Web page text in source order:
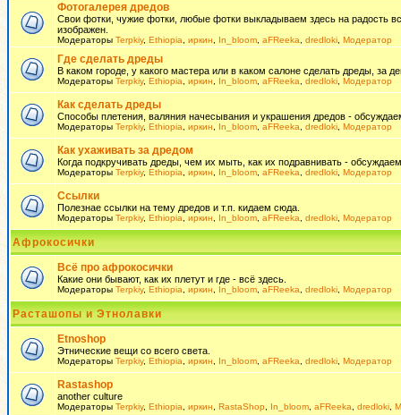
Фотогалерея дредов
Свои фотки, чужие фотки, любые фотки выкладываем здесь на радость
изображен.
Модераторы Terpkiy, Ethiopia иркин In_bloom aFReeka dredloki Модератор
Где сделать дреды
В каком городе, у какого мастера или в каком салоне сделать дреды, за
Модераторы Terpkiy, Ethiopia иркин In_bloom aFReeka dredloki Модератор
Как сделать дреды
Способы плетения, валяния начесывания и украшения дредов -
Модераторы Terpkiy, Ethiopia иркин In_bloom aFReeka dredloki Модератор
Как ухаживать за дредом
Когда подкручивать дреды, чем их мыть, как их подравнивать - обсуждаем
Модераторы Terpkiy, Ethiopia иркин In_bloom aFReeka dredloki Модератор
Ссылки
Полезнае ссылки на тему дредов и т.п. кидаем сюда.
Модераторы Terpkiy, Ethiopia иркин In_bloom aFReeka dredloki Модератор
Афрокосички
Всё про афрокосички
Какие они бывают, как их плетут и где - всё здесь.
Модераторы Terpkiy, Ethiopia иркин In_bloom aFReeka dredloki Модератор
Расташопы и Этнолавки
Etnoshop
Этнические вещи со всего света.
Модераторы Terpkiy, Ethiopia иркин In_bloom aFReeka dredloki Модератор
Rastashop
another culture
Модераторы Terpkiy, Ethiopia иркин RastaShop In_bloom aFReeka dredloki